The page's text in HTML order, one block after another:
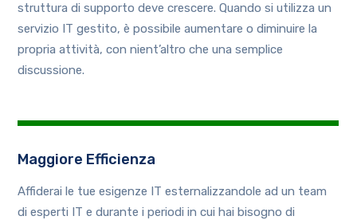
struttura di supporto deve crescere. Quando si utilizza un
servizio IT gestito, è possibile aumentare o diminuire la
propria attività, con nient’altro che una semplice
discussione.
Maggiore Efficienza
Affiderai le tue esigenze IT esternalizzandole ad un team
di esperti IT e durante i periodi in cui hai bisogno di